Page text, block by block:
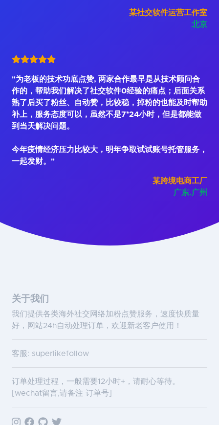
某社交软件运营工作室
北京
"为老板的技术功底点赞, 两家合作最早是从技术顾问合
作的，帮助我们解决了社交软件0经验的痛点；后面关系
熟了后买了粉丝、自动赞，比较稳，掉粉的也能及时帮助
补上，服务态度可以，虽然不是7*24小时，但是都能做
到当天解决问题。
今年疫情经济压力比较大，明年争取试试账号托管服务，
一起发财。"
某跨境电商工厂
广东.广州
关于我们
我们提供各类海外社交网络加粉点赞服务，速度快质量
好，网站24h自动处理订单，欢迎新老客户使用！
客服: superlikefollow
订单处理过程，一般需要12小时+，请耐心等待。
[wechat留言,请备注 订单号]